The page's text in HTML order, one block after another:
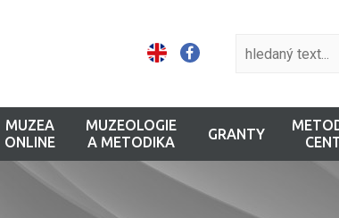
MUZEA
ONLINE
MUZEOLOGIE
A METODIKA
GRANTY